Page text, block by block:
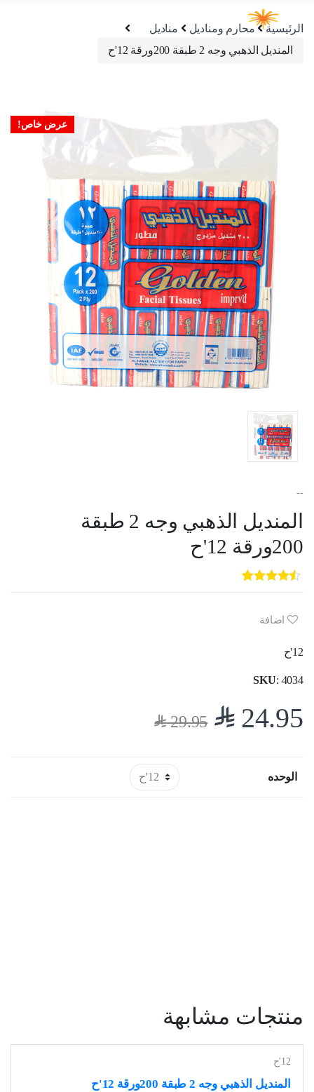
الرئيسية محارم ومناديل
مناديل
المنديل الذهبي وجه 2 طبقة 200ورقة 12'ح
عرض خاص!
--
المنديل الذهبي وجه 2 طبقة
200ورقة 12'ح
5
out of
5
3
customer
ratings
اضافة
12'ح
SKU: 4034
24.95
$
29.95
$
الوحده
منتجات مشابهة
12'ح
المنديل الذهبي وجه 2 طبقة 200ورقة 12'ح